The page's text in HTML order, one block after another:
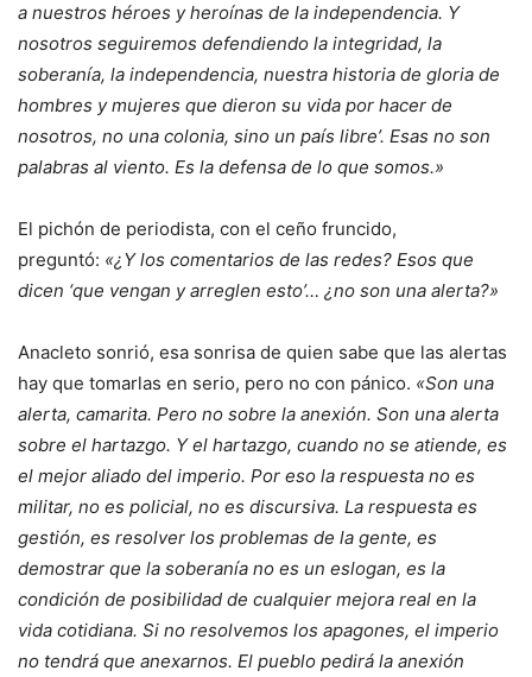
a nuestros héroes y heroínas de la independencia. Y
nosotros seguiremos defendiendo la integridad, la
soberanía, la independencia, nuestra historia de gloria de
hombres y mujeres que dieron su vida por hacer de
nosotros, no una colonia, sino un país libre’. Esas no son
palabras al viento. Es la defensa de lo que somos.»
El pichón de periodista, con el ceño fruncido,
preguntó: «¿Y los comentarios de las redes? Esos que
dicen ‘que vengan y arreglen esto’… ¿no son una alerta?»
Anacleto sonrió, esa sonrisa de quien sabe que las alertas
hay que tomarlas en serio, pero no con pánico. «Son una
alerta, camarita. Pero no sobre la anexión. Son una alerta
sobre el hartazgo. Y el hartazgo, cuando no se atiende, es
el mejor aliado del imperio. Por eso la respuesta no es
militar, no es policial, no es discursiva. La respuesta es
gestión, es resolver los problemas de la gente, es
demostrar que la soberanía no es un eslogan, es la
condición de posibilidad de cualquier mejora real en la
vida cotidiana. Si no resolvemos los apagones, el imperio
no tendrá que anexarnos. El pueblo pedirá la anexión